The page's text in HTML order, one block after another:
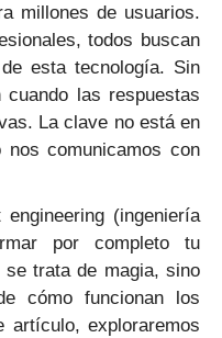
millones de usuarios.
todos buscan
esta tecnología. Sin
las respuestas
La clave no está en
comunicamos con
(ingeniería
por completo tu
se trata de magia, sino
cómo funcionan los
artículo, exploraremos